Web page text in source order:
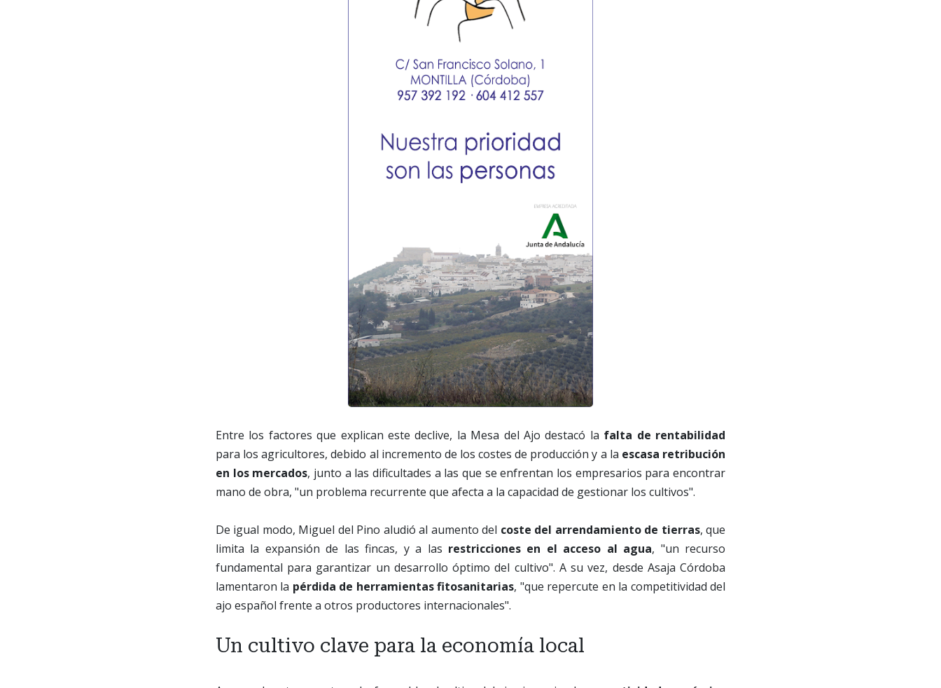
Entre los factores que explican este declive, la Mesa del Ajo destacó la falta de rentabilidad
para los agricultores, debido al incremento de los costes de producción y a la escasa retribución
en los mercados, junto a las dificultades a las que se enfrentan los empresarios para encontrar
mano de obra, "un problema recurrente que afecta a la capacidad de gestionar los cultivos".
De igual modo, Miguel del Pino aludió al aumento del coste del arrendamiento de tierras, que
limita la expansión de las fincas, y a las restricciones en el acceso al agua, "un recurso
fundamental para garantizar un desarrollo óptimo del cultivo". A su vez, desde Asaja Córdoba
lamentaron la pérdida de herramientas fitosanitarias, "que repercute en la competitividad del
ajo español frente a otros productores internacionales".
Un cultivo clave para la economía local